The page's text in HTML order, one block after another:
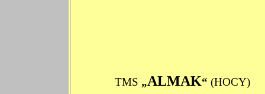
TMS „ALMAK“ (HOCY)